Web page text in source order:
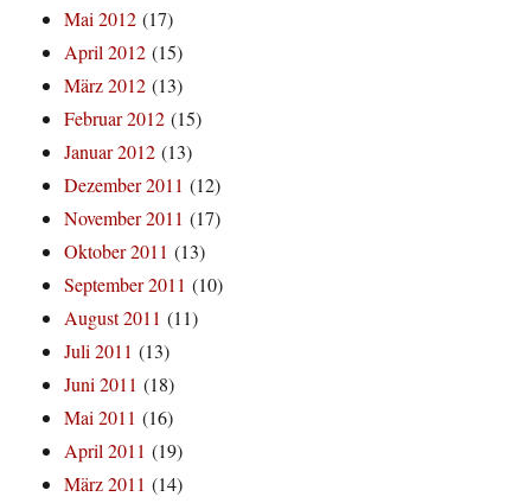
Mai 2012 (17)
April 2012 (15)
März 2012 (13)
Februar 2012 (15)
Januar 2012 (13)
Dezember 2011 (12)
November 2011 (17)
Oktober 2011 (13)
September 2011 (10)
August 2011 (11)
Juli 2011 (13)
Juni 2011 (18)
Mai 2011 (16)
April 2011 (19)
März 2011 (14)